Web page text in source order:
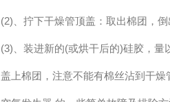
(2) 、拧下干燥管顶盖：取出棉团
(3) 、装进新的(或烘干后的)硅胶
盖上棉团，注意不能有棉丝沾到干